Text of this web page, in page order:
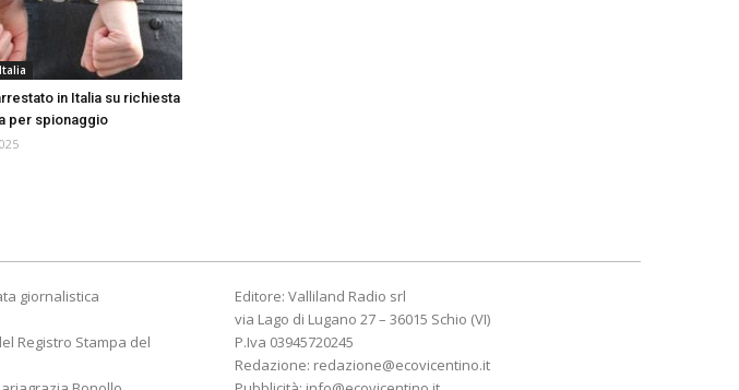
in Italia su richiesta
per spionaggio
giornalistica
Registro Stampa del
Editore: Valliland Radio srl
via Lago di Lugano 27 – 36015 Schio (VI)
P.Iva 03945720245
Redazione: redazione@ecovicentino.it